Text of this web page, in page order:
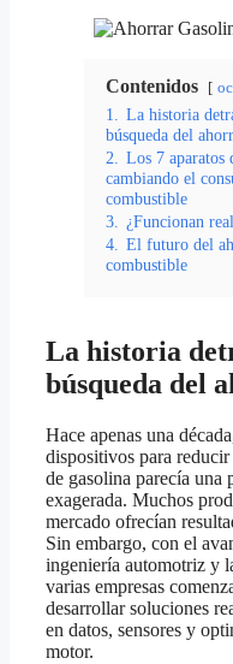
Contenidos
1.
La historia
búsqueda del
2.
Los 7 aparatos
cambiando el
combustible
3.
¿Funcionan
4.
El futuro del
combustible
La historia
búsqueda del
Hace apenas una
dispositivos para
de gasolina parecía una
exagerada. Muchos
mercado ofrecían
Sin embargo, con el
ingeniería automotriz y
varias empresas
desarrollar soluciones
en datos, sensores y
motor.